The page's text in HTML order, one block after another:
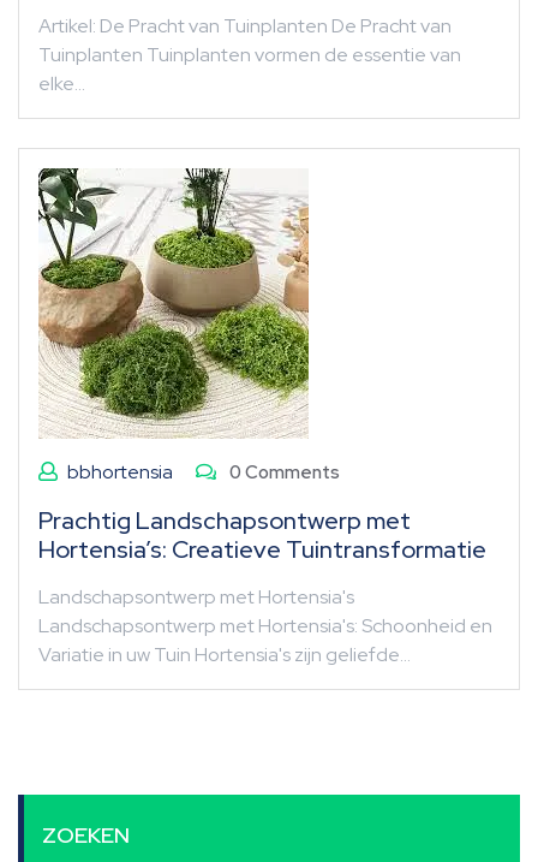
Artikel: De Pracht van Tuinplanten De Pracht van
Tuinplanten Tuinplanten vormen de essentie van
elke…
bbhortensia 0 Comments
Prachtig Landschapsontwerp met
Hortensia’s: Creatieve Tuintransformatie
Landschapsontwerp met Hortensia's
Landschapsontwerp met Hortensia's: Schoonheid en
Variatie in uw Tuin Hortensia's zijn geliefde…
ZOEKEN